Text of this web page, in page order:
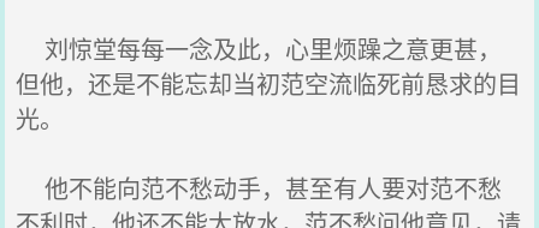
刘惊堂每每一念及此，心里烦躁之意更甚，
但他，还是不能忘却当初范空流临死前恳求的目
光。
他不能向范不愁动手，甚至有人要对范不愁